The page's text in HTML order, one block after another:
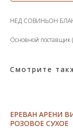
НЕД СОВИНЬОН
Основной
Смотрите
ЕРЕВАН АРЕНИ
РОЗОВОЕ СУХОЕ